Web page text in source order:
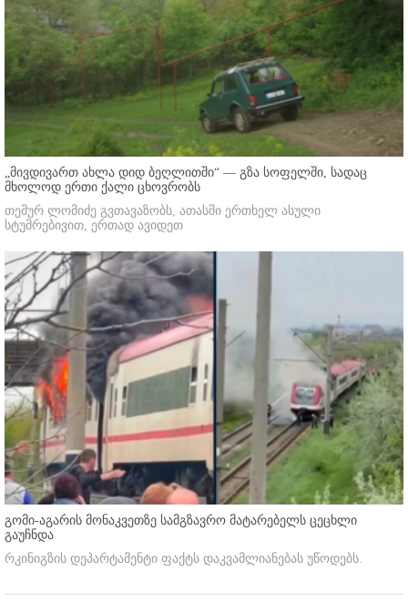
„მივდივართ ახლა დიდ ბეღლითში“ — გზა სოფელში, სადაც
მხოლოდ ერთი ქალი ცხოვრობს
თემურ ლომიძე გვთავაზობს, ათასში ერთხელ ასული
სტუმრებივით, ერთად ავიდეთ
გომი-აგარის მონაკვეთზე სამგზავრო მატარებელს ცეცხლი
გაუჩნდა
რკინიგზის დეპარტამენტი ფაქტს დაკვამლიანებას უწოდებს.